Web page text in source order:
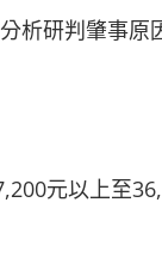
析研判肇事原
元以上至